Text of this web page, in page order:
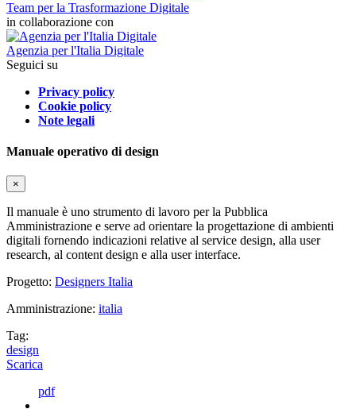
Team per la Trasformazione Digitale
in collaborazione con
Agenzia per l'Italia Digitale
Seguici su
Privacy policy
Cookie policy
Note legali
Manuale operativo di design
×
Il manuale è uno strumento di lavoro per la Pubblica
Amministrazione e serve ad orientare la progettazione di ambienti
digitali fornendo indicazioni relative al service design, alla user
research, al content design e alla user interface.
Progetto: Designers Italia
Amministrazione: italia
Tag:
design
Scarica
pdf